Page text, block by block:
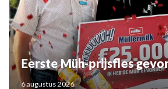
Eerste Müh-prijsfles
6 augustus 2026